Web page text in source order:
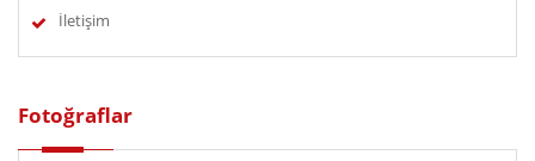
İletişim
Fotoğraflar